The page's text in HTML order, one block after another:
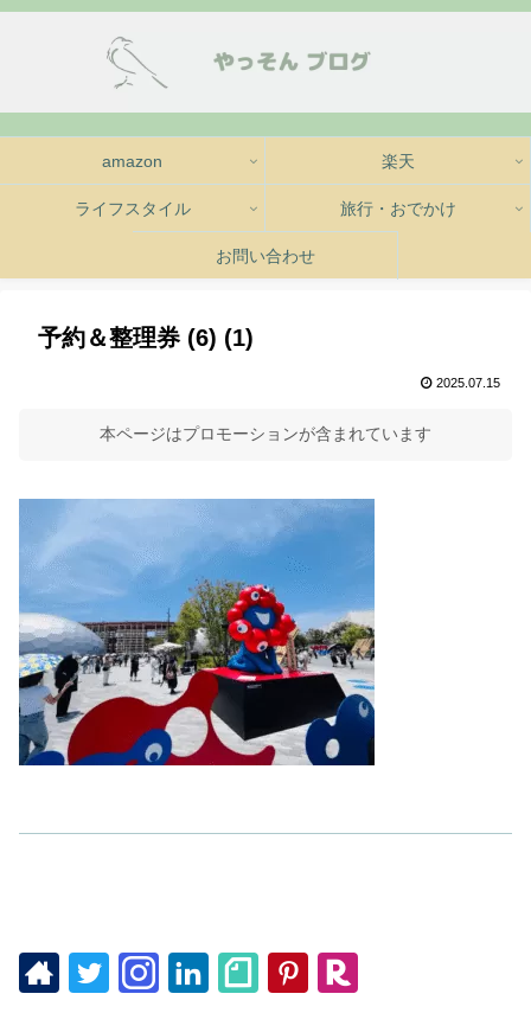
amazon 楽天
ライフスタイル 旅行・おでかけ
お問い合わせ
予約＆整理券 (6) (1)
2025.07.15
本ページはプロモーションが含まれています